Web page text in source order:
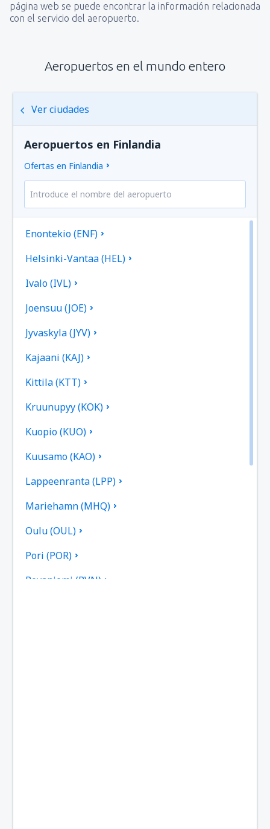
página web se puede encontrar la información relacionada
con el servicio del aeropuerto.
Aeropuertos en el mundo entero
Ver ciudades
Aeropuertos en Finlandia
Ofertas en Finlandia
Enontekio (ENF)
Helsinki-Vantaa (HEL)
Ivalo (IVL)
Joensuu (JOE)
Jyvaskyla (JYV)
Kajaani (KAJ)
Kittila (KTT)
Kruunupyy (KOK)
Kuopio (KUO)
Kuusamo (KAO)
Lappeenranta (LPP)
Mariehamn (MHQ)
Oulu (OUL)
Pori (POR)
Rovaniemi (RVN)